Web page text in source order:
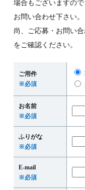
場合もございますの
お問い合わせ下さい。
尚、ご応募・お問い
をご確認ください。
ご用件
※必須
お名前
※必須
ふりがな
※必須
E-mail
※必須